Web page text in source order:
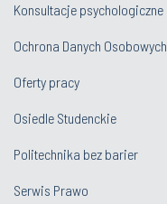
Konsultacje psychologiczne
Ochrona Danych Osobowych
Oferty pracy
Osiedle Studenckie
Politechnika bez barier
Serwis Prawo